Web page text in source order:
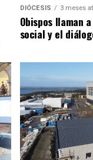
DIÓCESIS 3 meses
Obispos llaman
social y el